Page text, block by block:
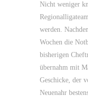
Nicht weniger
werden.
Wochen die
bisherigen
übernahm mit
Geschicke, der
Neuenahr